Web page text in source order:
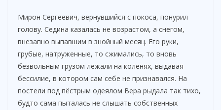
Мирон Сергеевич, вернувшийся с покоса, понурил
голову. Седина казалась не возрастом, а снегом,
внезапно выпавшим в знойный месяц. Его руки,
грубые, натруженные, то сжимались, то вновь
безвольным грузом лежали на коленях, выдавая
бессилие, в котором сам себе не признавался. На
постели под пёстрым одеялом Вера рыдала так тихо,
будто сама пыталась не слышать собственных